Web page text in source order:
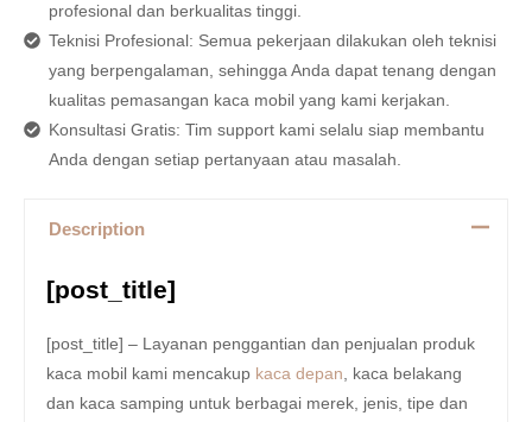
profesional dan berkualitas tinggi.
Teknisi Profesional: Semua pekerjaan dilakukan oleh teknisi
yang berpengalaman, sehingga Anda dapat tenang dengan
kualitas pemasangan kaca mobil yang kami kerjakan.
Konsultasi Gratis: Tim support kami selalu siap membantu
Anda dengan setiap pertanyaan atau masalah.
Description
[post_title]
[post_title] – Layanan penggantian dan penjualan produk
kaca mobil kami mencakup kaca depan , kaca belakang
dan kaca samping untuk berbagai merek, jenis, tipe dan